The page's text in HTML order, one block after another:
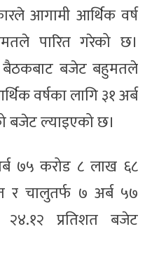
आगामी आर्थिक वर्ष
पारित गरेको छ।
बैठकबाट बजेट बहुमतले
वर्षका लागि ३१ अर्ब
बजेट ल्याइएको छ।
७५ करोड ८ लाख ६८
र चालुतर्फ ७ अर्ब ५७
प्रतिशत बजेट